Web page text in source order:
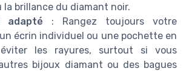
la brillance du diamant noir.
adapté : Rangez toujours votre
écrin individuel ou une pochette en
les rayures, surtout si vous
bijoux diamant ou des bagues